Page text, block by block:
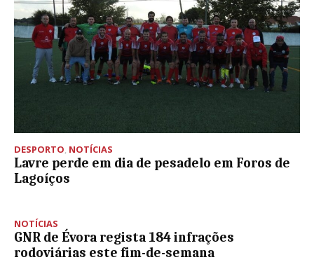
DESPORTO, NOTÍCIAS
Lavre perde em dia de pesadelo em Foros de
Lagoíços
NOTÍCIAS
GNR de Évora regista 184 infrações
rodoviárias este fim-de-semana